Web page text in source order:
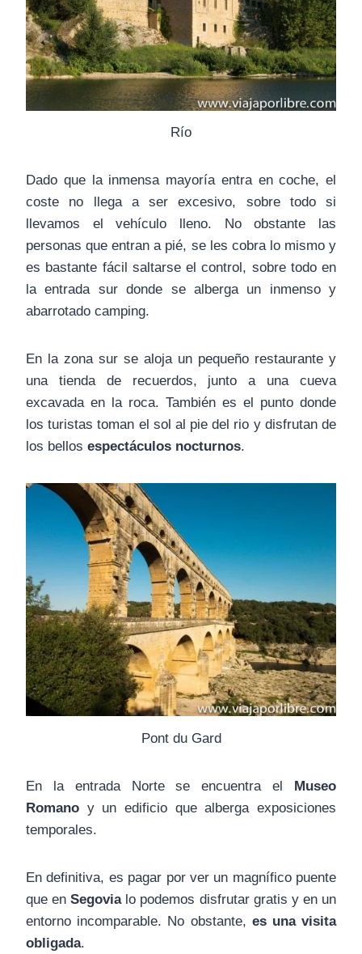
Río
Dado que la inmensa mayoría entra en coche, el
coste no llega a ser excesivo, sobre todo si
llevamos el vehículo lleno. No obstante las
personas que entran a pié, se les cobra lo mismo y
es bastante fácil saltarse el control, sobre todo en
la entrada sur donde se alberga un inmenso y
abarrotado camping.
En la zona sur se aloja un pequeño restaurante y
una tienda de recuerdos, junto a una cueva
excavada en la roca. También es el punto donde
los turistas toman el sol al pie del rio y disfrutan de
los bellos espectáculos nocturnos.
Pont du Gard
En la entrada Norte se encuentra el Museo
Romano y un edificio que alberga exposiciones
temporales.
En definitiva, es pagar por ver un magnífico puente
que enSegovialo podemos disfrutar gratis y en un
entorno incomparable. No obstante, es una visita
obligada.